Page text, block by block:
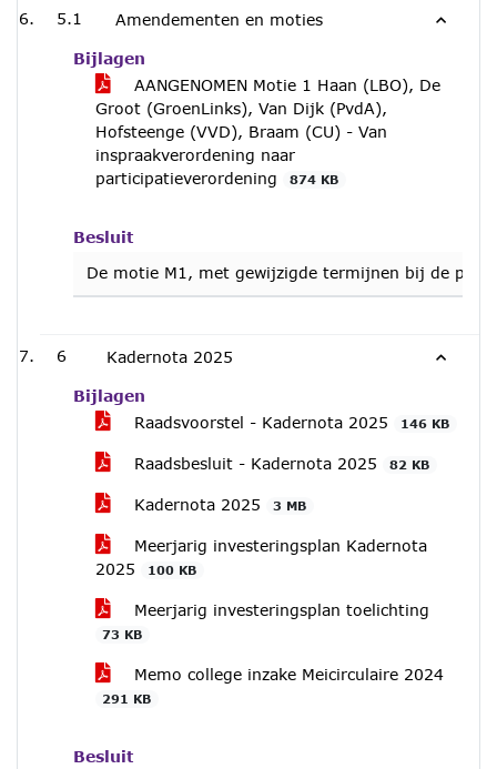
5.1 Amendementen en moties
Bijlagen
AANGENOMEN Motie 1 Haan (LBO), De
Groot (GroenLinks), Van Dijk (PvdA),
Hofsteenge (VVD), Braam (CU) - Van
inspraakverordening naar
participatieverordening
874 KB
Besluit
De motie M1, met gewijzigde termijnen bij de
6 Kadernota 2025
Bijlagen
Raadsvoorstel - Kadernota 2025
146 KB
Raadsbesluit - Kadernota 2025 82 KB
Kadernota 2025 3 MB
Meerjarig investeringsplan Kadernota
2025
100 KB
Meerjarig investeringsplan toelichting
73 KB
Memo college inzake Meicirculaire 2024
291 KB
Besluit